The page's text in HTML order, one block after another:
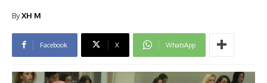
ByXH M
Facebook X WhatsApp